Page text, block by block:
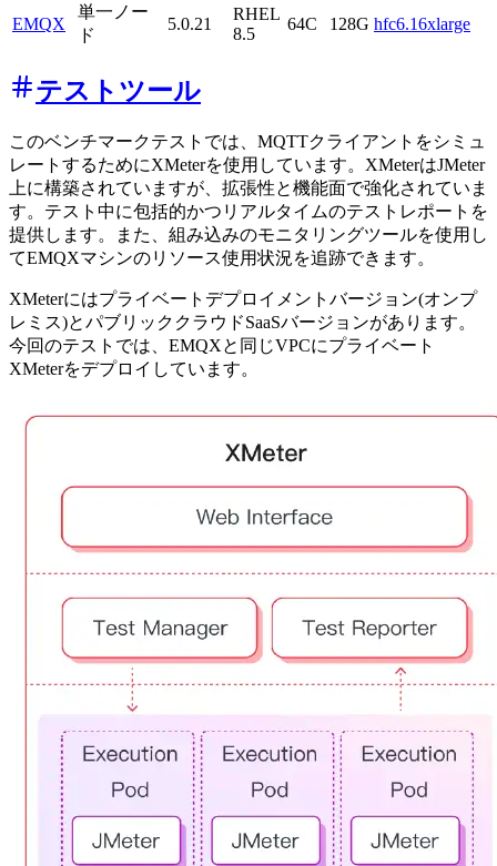
EMQX
単一ノー
ド
5.0.21
RHEL
8.5
64C 128G hfc6.16xlarge
テストツール
このベンチマークテストでは、MQTTクライアントをシミュ
レートするためにXMeterを使用しています。XMeterはJMeter
上に構築されていますが、拡張性と機能面で強化されていま
す。テスト中に包括的かつリアルタイムのテストレポートを
提供します。また、組み込みのモニタリングツールを使用し
てEMQXマシンのリソース使用状況を追跡できます。
XMeterにはプライベートデプロイメントバージョン(オンプ
レミス)とパブリッククラウドSaaSバージョンがあります。
今回のテストでは、EMQXと同じVPCにプライベート
XMeterをデプロイしています。